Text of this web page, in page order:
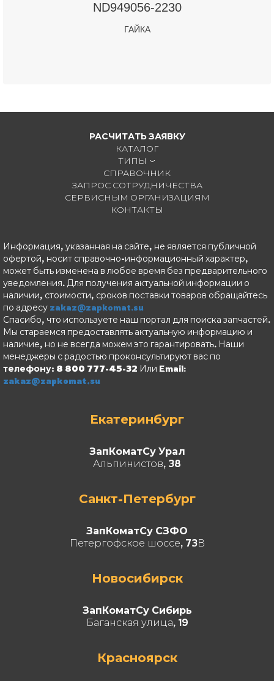
ND949056-2230
ГАЙКА
РАСЧИТАТЬ ЗАЯВКУ
КАТАЛОГ
ТИПЫ
СПРАВОЧНИК
ЗАПРОС СОТРУДНИЧЕСТВА
СЕРВИСНЫМ ОРГАНИЗАЦИЯМ
КОНТАКТЫ
Информация, указанная на сайте, не является публичной
офертой, носит справочно-информационный характер,
может быть изменена в любое время без предварительного
уведомления. Для получения актуальной информации о
наличии, стоимости, сроков поставки товаров обращайтесь
по адресу zakaz@zapkomat.su
Спасибо, что используете наш портал для поиска запчастей.
Мы стараемся предоставлять актуальную информацию и
наличие, но не всегда можем это гарантировать. Наши
менеджеры с радостью проконсультируют вас по
телефону: 8 800 777-45-32 Или Email:
zakaz@zapkomat.su
Екатеринбург
ЗапКоматСу Урал
Альпинистов, 38
Санкт-Петербург
ЗапКоматСу СЗФО
Петергофское шоссе, 73В
Новосибирск
ЗапКоматСу Сибирь
Баганская улица, 19
Красноярск